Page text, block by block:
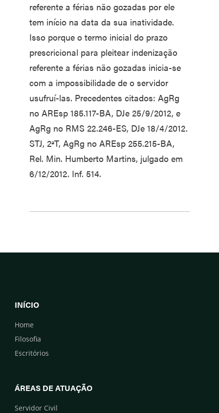
referente a férias não gozadas por ele
tem início na data da sua inatividade.
Isso porque o termo inicial do prazo
prescricional para pleitear indenização
referente a férias não gozadas inicia-se
com a impossibilidade de o servidor
usufruí-las. Precedentes citados: AgRg
no AREsp 185.117-BA, DJe 25/9/2012, e
AgRg no RMS 22.246-ES, DJe 18/4/2012.
STJ, 2ªT, AgRg no AREsp 255.215-BA,
Rel. Min. Humberto Martins, julgado em
6/12/2012. Inf. 514.
INÍCIO
Home
Filosofia
Escritórios
ÁREAS DE ATUAÇÃO
Servidor Civil